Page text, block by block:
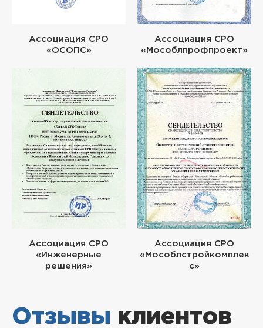
Ассоциация СРО
«ОСОПС»
Ассоциация СРО
«Мособлпрофпроект»
Ассоциация СРО
«Инженерные
решения»
Ассоциация СРО
«Мособлстройкомплек
с»
Отзывы клиентов